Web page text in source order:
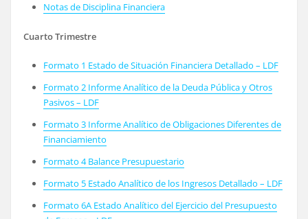
Notas de Disciplina Financiera
Cuarto Trimestre
Formato 1 Estado de Situación Financiera Detallado – LDF
Formato 2 Informe Analítico de la Deuda Pública y Otros
Pasivos – LDF
Formato 3 Informe Analítico de Obligaciones Diferentes de
Financiamiento
Formato 4 Balance Presupuestario
Formato 5 Estado Analítico de los Ingresos Detallado – LDF
Formato 6A Estado Analítico del Ejercicio del Presupuesto